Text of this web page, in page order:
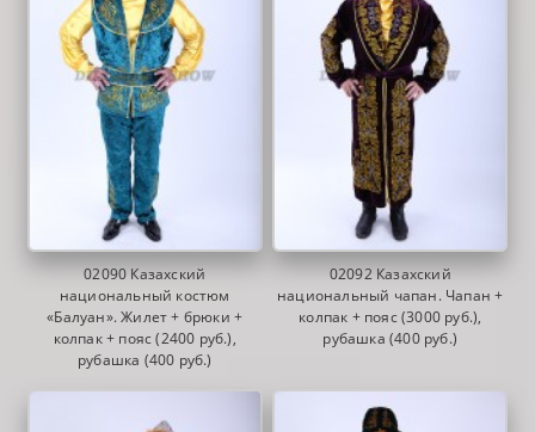
02090 Казахский
национальный костюм
«Балуан». Жилет + брюки +
колпак + пояс (2400 руб.),
рубашка (400 руб.)
02092 Казахский
национальный чапан. Чапан +
колпак + пояс (3000 руб.),
рубашка (400 руб.)